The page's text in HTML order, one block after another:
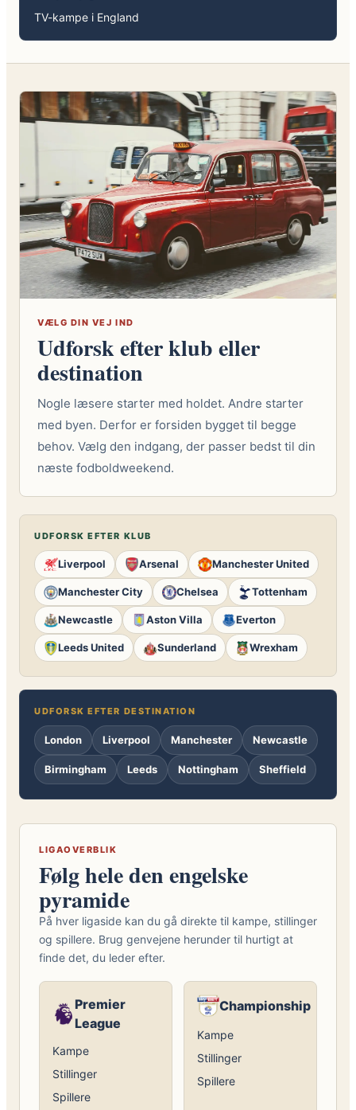
TV-kampe i England
VÆLG DIN VEJ IND
Udforsk efter klub eller
destination
Nogle læsere starter med holdet. Andre starter
med byen. Derfor er forsiden bygget til begge
behov. Vælg den indgang, der passer bedst til din
næste fodboldweekend.
UDFORSK EFTER KLUB
Liverpool Arsenal Manchester United
Manchester City Chelsea Tottenham
Newcastle Aston Villa Everton
Leeds United Sunderland Wrexham
UDFORSK EFTER DESTINATION
London Liverpool Manchester Newcastle
Birmingham Leeds Nottingham Sheffield
LIGAOVERBLIK
Følg hele den engelske
pyramide
På hver ligaside kan du gå direkte til kampe, stillinger
og spillere. Brug genvejene herunder til hurtigt at
finde det, du leder efter.
Premier
League
Kampe
Stillinger
Spillere
Championship
Kampe
Stillinger
Spillere